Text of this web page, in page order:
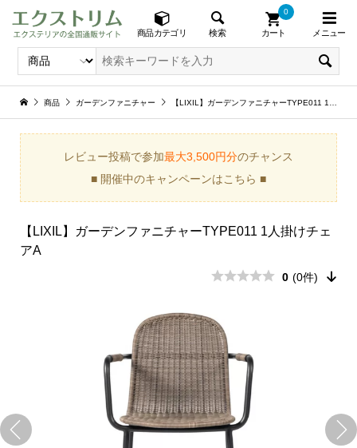
商品カテゴリ 検索 カート
0
メニュー
商品 ガーデンファニチャー 【LIXIL】ガーデンファニチャーTYPE011 1人掛けチェアA
レビュー投稿で参加最大3,500円分のチャンス
■ 開催中のキャンペーンはこちら ■
【LIXIL】ガーデンファニチャーTYPE011 1人掛けチェ
アA
0 (0件)